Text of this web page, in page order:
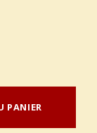
PANIER